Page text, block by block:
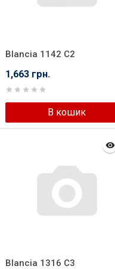
Blancia 1142 C2
1,663 грн.
В кошик
Blancia 1316 C3